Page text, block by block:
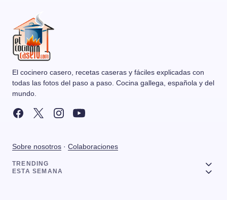
El cocinero casero, recetas caseras y fáciles explicadas con
todas las fotos del paso a paso. Cocina gallega, española y del
mundo.
Sobre nosotros · Colaboraciones
TRENDING
ESTA SEMANA